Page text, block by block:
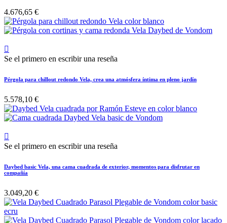
4.676,65 €

Se el primero en escribir una reseña
Pérgola para chillout redondo Vela, crea una atmósfera íntima en pleno jardín
5.578,10 €

Se el primero en escribir una reseña
Daybed basic Vela, una cama cuadrada de exterior, momentos para disfrutar en
compañía
3.049,20 €